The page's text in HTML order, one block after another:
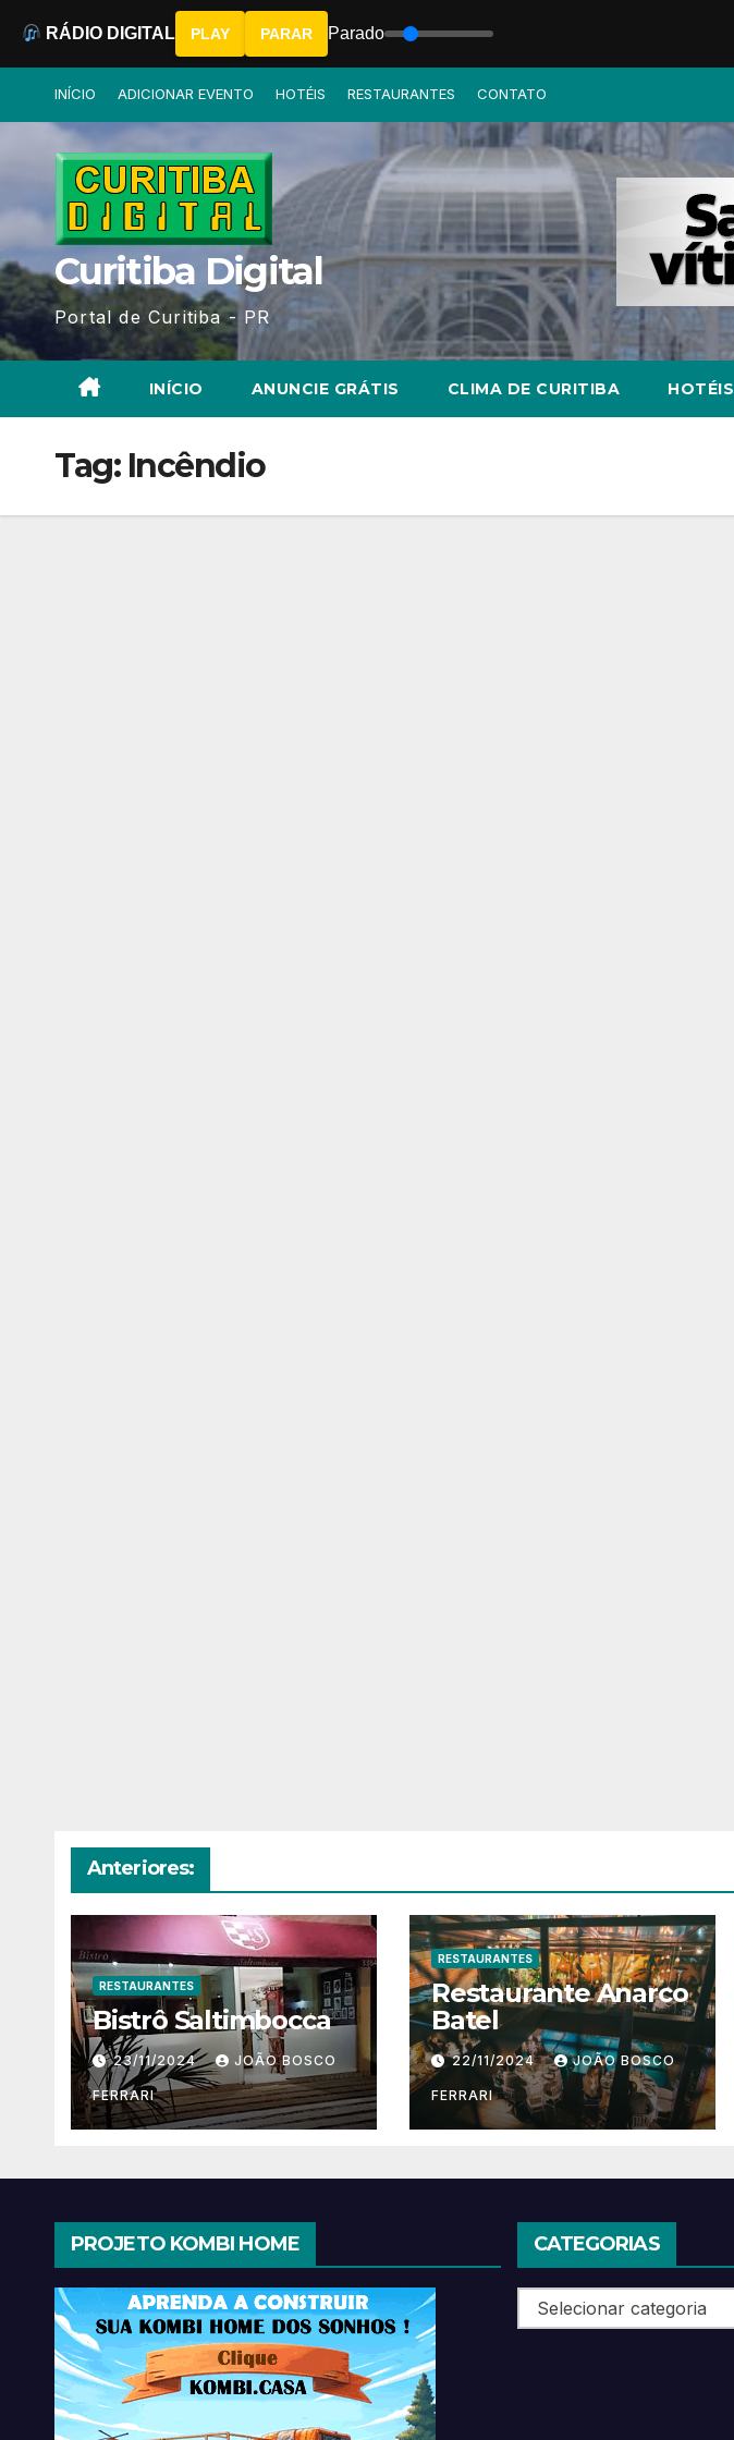
INÍCIO ADICIONAR EVENTO HOTÉIS RESTAURANTES CONTATO
Curitiba Digital
Portal de Curitiba - PR
INÍCIO ANUNCIE GRÁTIS CLIMA DE CURITIBA HOTÉIS
Tag: Incêndio
Anteriores:
RESTAURANTES
Bistrô Saltimbocca
23/11/2024 JOÃO BOSCO
FERRARI
RESTAURANTES
Restaurante Anarco
Batel
22/11/2024 JOÃO BOSCO
FERRARI
PROJETO KOMBI HOME CATEGORIAS
Categorias
RÁDIO DIGITAL PLAY PARAR Parado